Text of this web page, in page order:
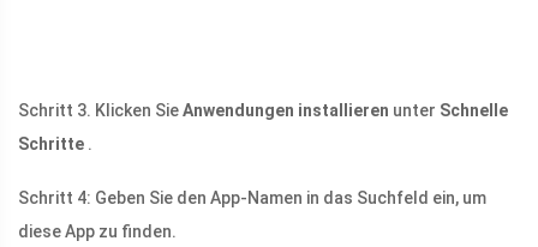
Schritt 3. Klicken SieAnwendungen installieren unter Schnelle
Schritte .
Schritt 4: Geben Sie den App-Namen in das Suchfeld ein, um
diese App zu finden.